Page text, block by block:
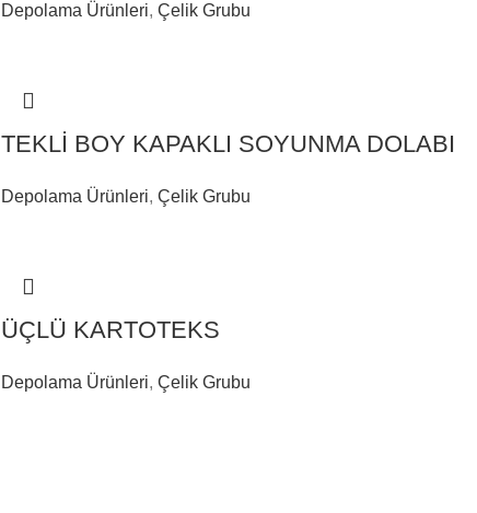
Depolama Ürünleri,Çelik Grubu
TEKLİ BOY KAPAKLI SOYUNMA DOLABI
Depolama Ürünleri,Çelik Grubu
ÜÇLÜ KARTOTEKS
Depolama Ürünleri,Çelik Grubu